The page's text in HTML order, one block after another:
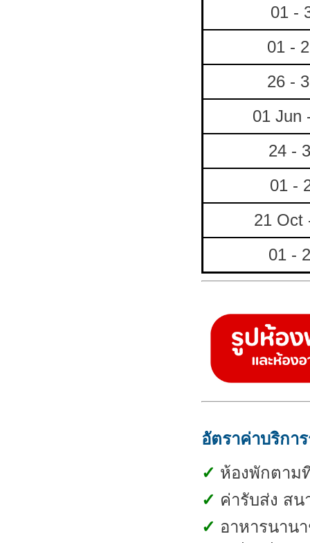
01 -
01 -
26 -
01 Jun
24 -
01 -
21 Oct
01 -
อัตราค่าบริกา
✓ ห้องพักตาม
✓ ค่ารับส่ง สน
✓ อาหารนาน